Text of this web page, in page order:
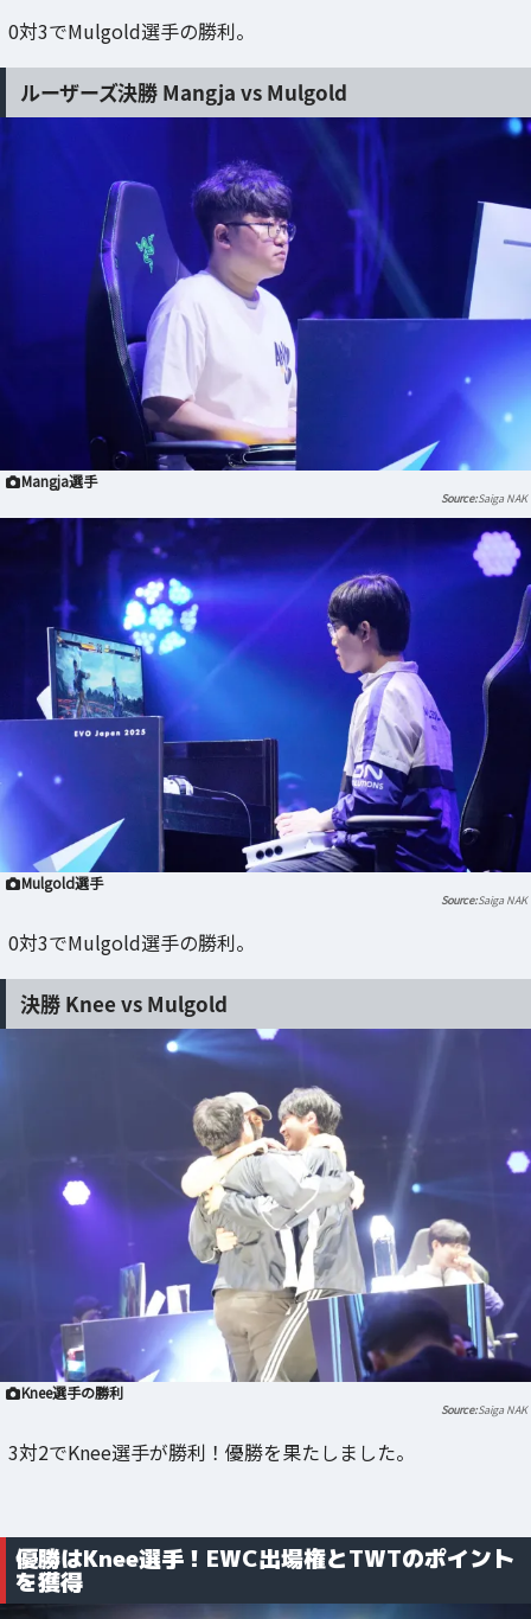
0対3でMulgold選手の勝利。
ルーザーズ決勝 Mangja vs Mulgold
Mangja選手
Saiga NAK
Mulgold選手
Saiga NAK
0対3でMulgold選手の勝利。
決勝 Knee vs Mulgold
Knee選手の勝利
Saiga NAK
3対2でKnee選手が勝利！優勝を果たしました。
優勝はKnee選手！EWC出場権とTWTのポイント
を獲得